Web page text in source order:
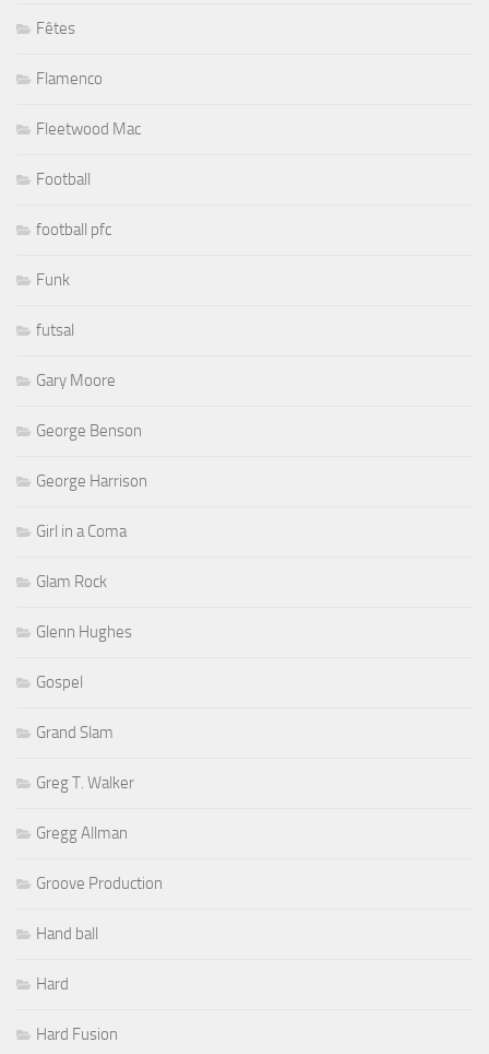
Fêtes
Flamenco
Fleetwood Mac
Football
football pfc
Funk
futsal
Gary Moore
George Benson
George Harrison
Girl in a Coma
Glam Rock
Glenn Hughes
Gospel
Grand Slam
Greg T. Walker
Gregg Allman
Groove Production
Hand ball
Hard
Hard Fusion